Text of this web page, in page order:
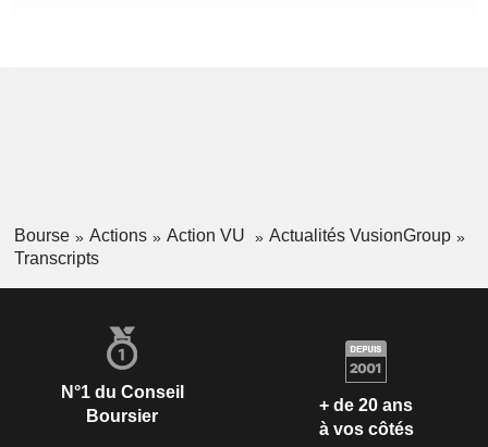
Bourse Actions Action VU
Actualités VusionGroup
Transcripts
N°1 du Conseil
Boursier
+ de 20 ans
à vos côtés